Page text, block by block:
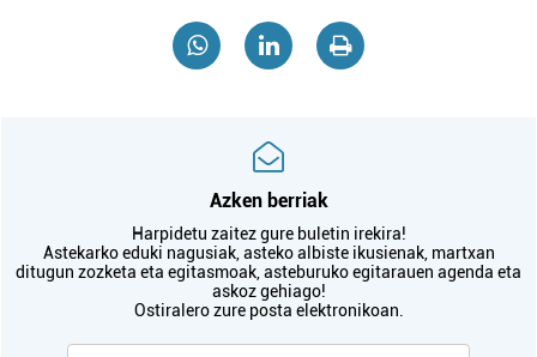
Azken berriak
Harpidetu zaitez gure buletin irekira!
Astekarko eduki nagusiak, asteko albiste ikusienak, martxan
ditugun zozketa eta egitasmoak, asteburuko egitarauen agenda eta
askoz gehiago!
Ostiralero zure posta elektronikoan.